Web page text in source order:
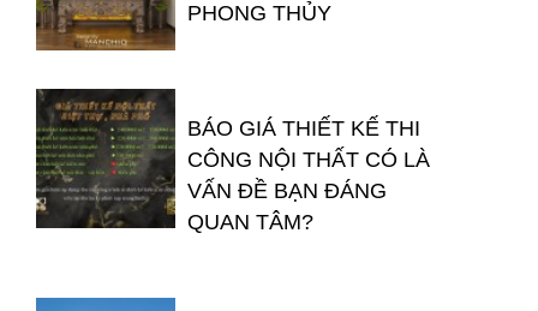
PHONG THỦY
BÁO GIÁ THIẾT KẾ THI
CÔNG NỘI THẤT CÓ LÀ
VẤN ĐỀ BẠN ĐÁNG
QUAN TÂM?